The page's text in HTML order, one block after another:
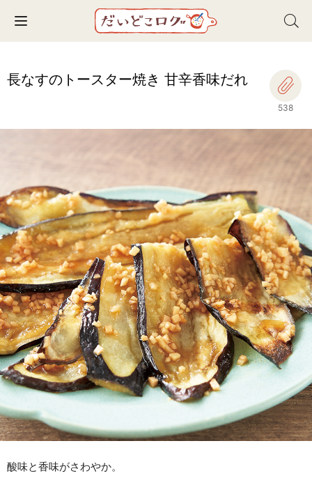
Toggle navigation
長なすのトースター焼き 甘辛香味だれ
538
酸味と香味がさわやか。